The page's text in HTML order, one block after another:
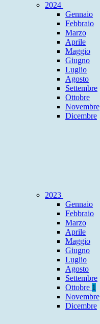
2024
Gennaio
Febbraio
Marzo
Aprile
Maggio
Giugno
Luglio
Agosto
Settembre
Ottobre
Novembre
Dicembre
2023
Gennaio
Febbraio
Marzo
Aprile
Maggio
Giugno
Luglio
Agosto
Settembre
Ottobre 1
Novembre
Dicembre